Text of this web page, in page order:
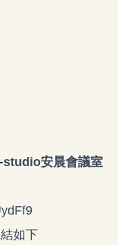
studio安晨會議室
如下